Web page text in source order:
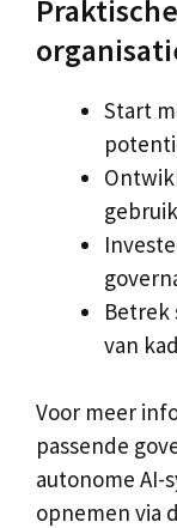
Start
Betrek
van
Voor meer
passende
autonome AI-
opnemen via